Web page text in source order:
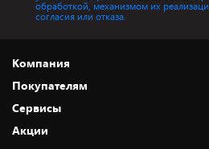
обработкой, механизмом их
согласия или отказа.
Компания
О нас
Адреса магазинов
Новости
Покупателям
Как сделать заказ
Оплата и доставка
Сервисы
Акции